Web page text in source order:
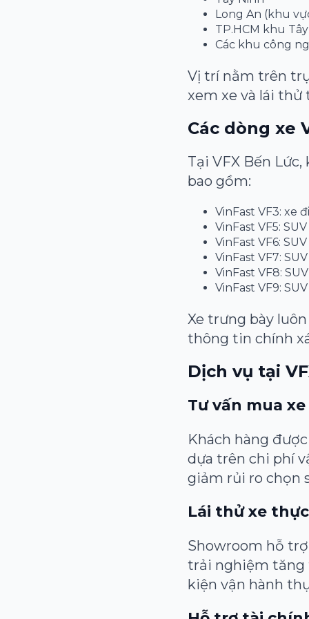
Long An (khu
TP.HCM khu Tây
Các khu công
Vị trí nằm trên
xem xe và lái thử
Các dòng xe
Tại VFX Bến
bao gồm:
VinFast VF3: xe
VinFast VF5:
VinFast VF6:
VinFast VF7:
VinFast VF8:
VinFast VF9:
Xe trưng bày
thông tin chính
Dịch vụ tại
Tư vấn mua
Khách hàng
dựa trên chi phí
giảm rủi ro chọn
Lái thử xe
Showroom hỗ
trải nghiệm tăng
kiện vận hành